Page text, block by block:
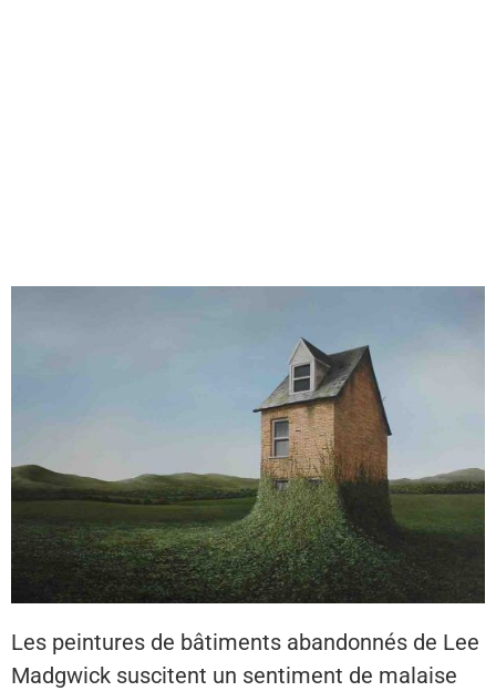
Les peintures de bâtiments abandonnés de Lee
Madgwick suscitent un sentiment de malaise